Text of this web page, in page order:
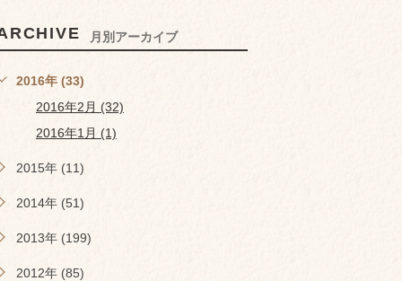
月別アーカイブ
2016年 (33)
2016年2月 (32)
2016年1月 (1)
2015年 (11)
2014年 (51)
2013年 (199)
2012年 (85)